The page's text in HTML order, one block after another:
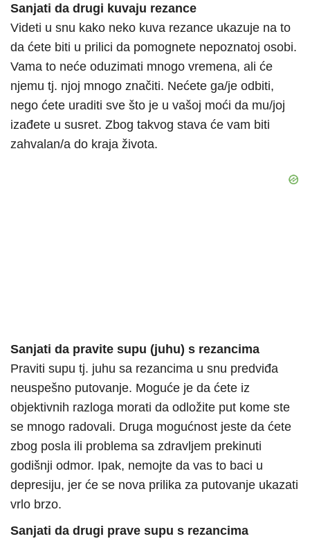
Sanjati da drugi kuvaju rezance
Videti u snu kako neko kuva rezance ukazuje na to
da ćete biti u prilici da pomognete nepoznatoj osobi.
Vama to neće oduzimati mnogo vremena, ali će
njemu tj. njoj mnogo značiti. Nećete ga/je odbiti,
nego ćete uraditi sve što je u vašoj moći da mu/joj
izađete u susret. Zbog takvog stava će vam biti
zahvalan/a do kraja života.
Sanjati da pravite supu (juhu) s rezancima
Praviti supu tj. juhu sa rezancima u snu predviđa
neuspešno putovanje. Moguće je da ćete iz
objektivnih razloga morati da odložite put kome ste
se mnogo radovali. Druga mogućnost jeste da ćete
zbog posla ili problema sa zdravljem prekinuti
godišnji odmor. Ipak, nemojte da vas to baci u
depresiju, jer će se nova prilika za putovanje ukazati
vrlo brzo.
Sanjati da drugi prave supu s rezancima